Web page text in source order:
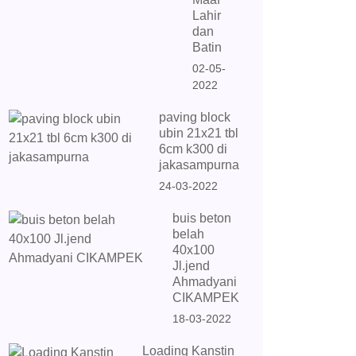
Lahir
dan
Batin
02-05-
2022
paving block
ubin 21x21 tbl
6cm k300 di
jakasampurna
24-03-2022
buis beton
belah
40x100
Jl.jend
Ahmadyani
CIKAMPEK
18-03-2022
Loading Kanstin